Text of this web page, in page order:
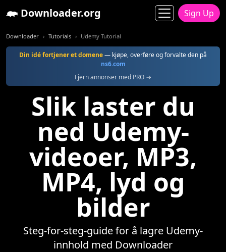
Downloader.org Sign Up
Downloader Tutorials Udemy Tutorial
Din idé fortjener et domene— kjøpe, overføre og forvalte den på
ns6.com
Fjern annonser med PRO →
Slik laster du
ned Udemy-
videoer, MP3,
MP4, lyd og
bilder
Steg-for-steg-guide for å lagre Udemy-
innhold med Downloader